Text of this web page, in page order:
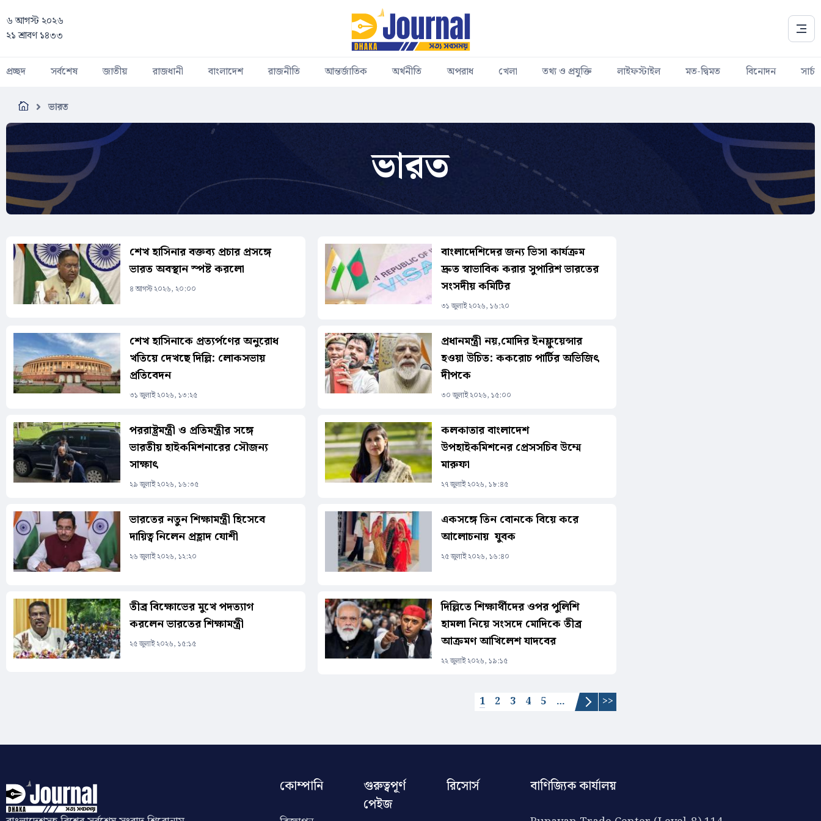
৬ আগস্ট ২০২৬
২১ শ্রাবণ ১৪৩৩
প্রচ্ছদ সর্বশেষ জাতীয় রাজধানী বাংলাদেশ রাজনীতি আন্তর্জাতিক অর্থনীতি অপরাধ খেলা তথ্য ও প্রযুক্তি লাইফস্টাইল মত-দ্বিমত বিনোদন সার্চ
ভারত
ভারত
শেখ হাসিনার বক্তব্য প্রচার প্রসঙ্গে
ভারত অবস্থান স্পষ্ট করলো
৪ আগস্ট ২০২৬, ২০:০০
বাংলাদেশিদের জন্য ভিসা কার্যক্রম
দ্রুত স্বাভাবিক করার সুপারিশ ভারতের
সংসদীয় কমিটির
৩১ জুলাই ২০২৬, ১৬:২০
শেখ হাসিনাকে প্রত্যর্পণের অনুরোধ
খতিয়ে দেখছে দিল্লি: লোকসভায়
প্রতিবেদন
৩১ জুলাই ২০২৬, ১৩:২৫
প্রধানমন্ত্রী নয়,মোদির ইনফ্লুয়েন্সার
হওয়া উচিত: ককরোচ পার্টির অভিজিৎ
দীপকে
৩০ জুলাই ২০২৬, ১৫:০০
পররাষ্ট্রমন্ত্রী ও প্রতিমন্ত্রীর সঙ্গে
ভারতীয় হাইকমিশনারের সৌজন্য
সাক্ষাৎ
২৯ জুলাই ২০২৬, ১৬:৩৫
কলকাতার বাংলাদেশ
উপহাইকমিশনের প্রেসসচিব উম্মে
মারুফা
২৭ জুলাই ২০২৬, ১৮:৪৫
ভারতের নতুন শিক্ষামন্ত্রী হিসেবে
দায়িত্ব নিলেন প্রহ্লাদ যোশী
২৬ জুলাই ২০২৬, ১২:২০
একসঙ্গে তিন বোনকে বিয়ে করে
আলোচনায় যুবক
২৫ জুলাই ২০২৬, ১৬:৪০
তীব্র বিক্ষোভের মুখে পদত্যাগ
করলেন ভারতের শিক্ষামন্ত্রী
২৫ জুলাই ২০২৬, ১৫:১৫
দিল্লিতে শিক্ষার্থীদের ওপর পুলিশি
হামলা নিয়ে সংসদে মোদিকে তীব্র
আক্রমণ আখিলেশ যাদবের
২২ জুলাই ২০২৬, ১৯:১৫
1 2 3 4 5 … >>
কোম্পানি
গুরুত্বপূর্ণ
পেইজ
রিসোর্স বাণিজ্যিক কার্যালয়